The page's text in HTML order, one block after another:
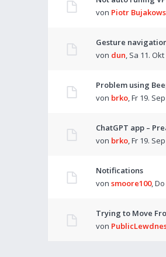
von Piotr
Gesture
von dun, Sa 11.
Problem using
von brko,Fr 19.
ChatGPT app –
von brko,Fr 19.
Notifications
von smoore100,Do
Trying to Move
von